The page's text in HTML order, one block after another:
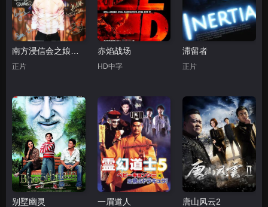
南方浸信会之娘娘驾到
正片
赤焰战场
HD中字
滞留者
正片
别墅幽灵 一眉道人 唐山风云2